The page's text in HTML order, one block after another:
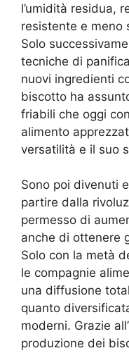
l’umidità residua,
resistente e meno
Solo
tecniche di
nuovi ingredienti
biscotto ha
friabili che oggi
alimento
versatilità e il suo
Sono poi divenuti
partire dalla
permesso di
anche di ottenere
Solo con la metà
le compagnie
una diffusione
quanto
moderni. Grazie
produzione dei